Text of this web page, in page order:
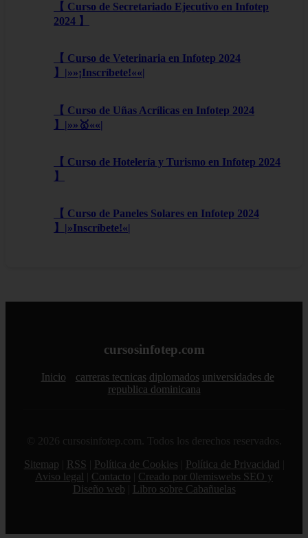
【 Curso de Secretariado Ejecutivo en Infotep
2024 】
【 Curso de Veterinaria en Infotep 2024
】|»»¡Inscríbete!««|
【 Curso de Uñas Acrílicas en Infotep 2024
】|»»🥇««|
【 Curso de Hotelería y Turismo en Infotep 2024
】
【 Curso de Paneles Solares en Infotep 2024
】|»Inscríbete!«|
cursosinfotep.com
Inicio carreras tecnicas diplomados universidades de
republica dominicana
© 2026 cursosinfotep.com. Todos los derechos reservados.
Sitemap
RSS Política de Cookies Política de Privacidad
Aviso legal
Contacto
Creado por 0lemiswebs SEO y
Diseño web
Libro sobre Cabañuelas